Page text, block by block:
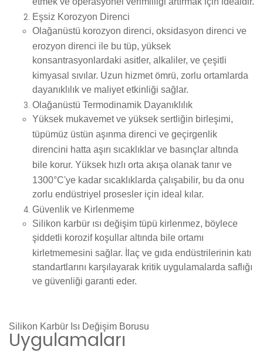
etmek ve operasyonel verimliliği artırmak için idealdir.
Eşsiz Korozyon Direnci
Olağanüstü korozyon direnci, oksidasyon direnci ve
erozyon direnci ile bu tüp, yüksek
konsantrasyonlardaki asitler, alkaliler, ve çeşitli
kimyasal sıvılar. Uzun hizmet ömrü, zorlu ortamlarda
dayanıklılık ve maliyet etkinliği sağlar.
Olağanüstü Termodinamik Dayanıklılık
Yüksek mukavemetve yüksek sertliğin birleşimi,
tüpümüz üstün aşınma direnci ve geçirgenlik
direncini hatta aşırı sıcaklıklar ve basınçlar altında
bile korur. Yüksek hızlı orta akışa olanak tanır ve
1300°C'ye kadar sıcaklıklarda çalışabilir, bu da onu
zorlu endüstriyel prosesler için ideal kılar.
Güvenlik ve Kirlenmeme
Silikon karbür ısı değişim tüpü kirlenmez, böylece
şiddetli korozif koşullar altında bile ortamı
kirletmemesini sağlar.
İlaç ve gıda endüstrilerinin katı
standartlarını karşılayarak kritik uygulamalarda saflığı
ve güvenliği garanti eder.
Silikon Karbür Isı Değişim Borusu
Uygulamaları